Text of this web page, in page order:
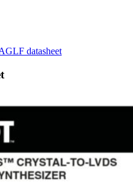
datasheet